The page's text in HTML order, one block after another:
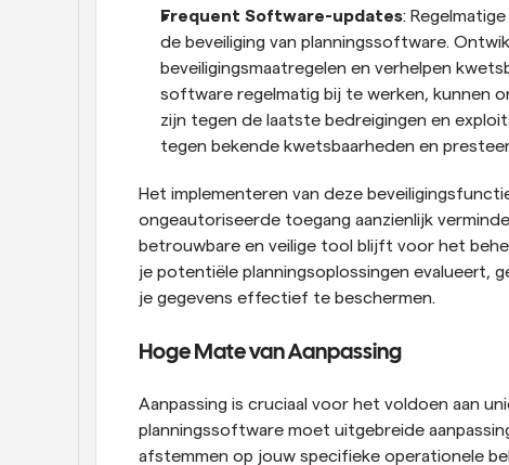
Frequent Software-updates:
de beveiliging van planningssoftware.
beveiligingsmaatregelen en verhelpen
software regelmatig bij te werken, kunnen
zijn tegen de laatste bedreigingen en
tegen bekende kwetsbaarheden en
Het implementeren van deze
ongeautoriseerde toegang aanzienlijk
betrouwbare en veilige tool blijft voor het
je potentiële planningsoplossingen evalueert,
je gegevens effectief te beschermen.
Hoge Mate van Aanpassing
Aanpassing is cruciaal voor het voldoen aan
planningssoftware moet uitgebreide
afstemmen op jouw specifieke operationele